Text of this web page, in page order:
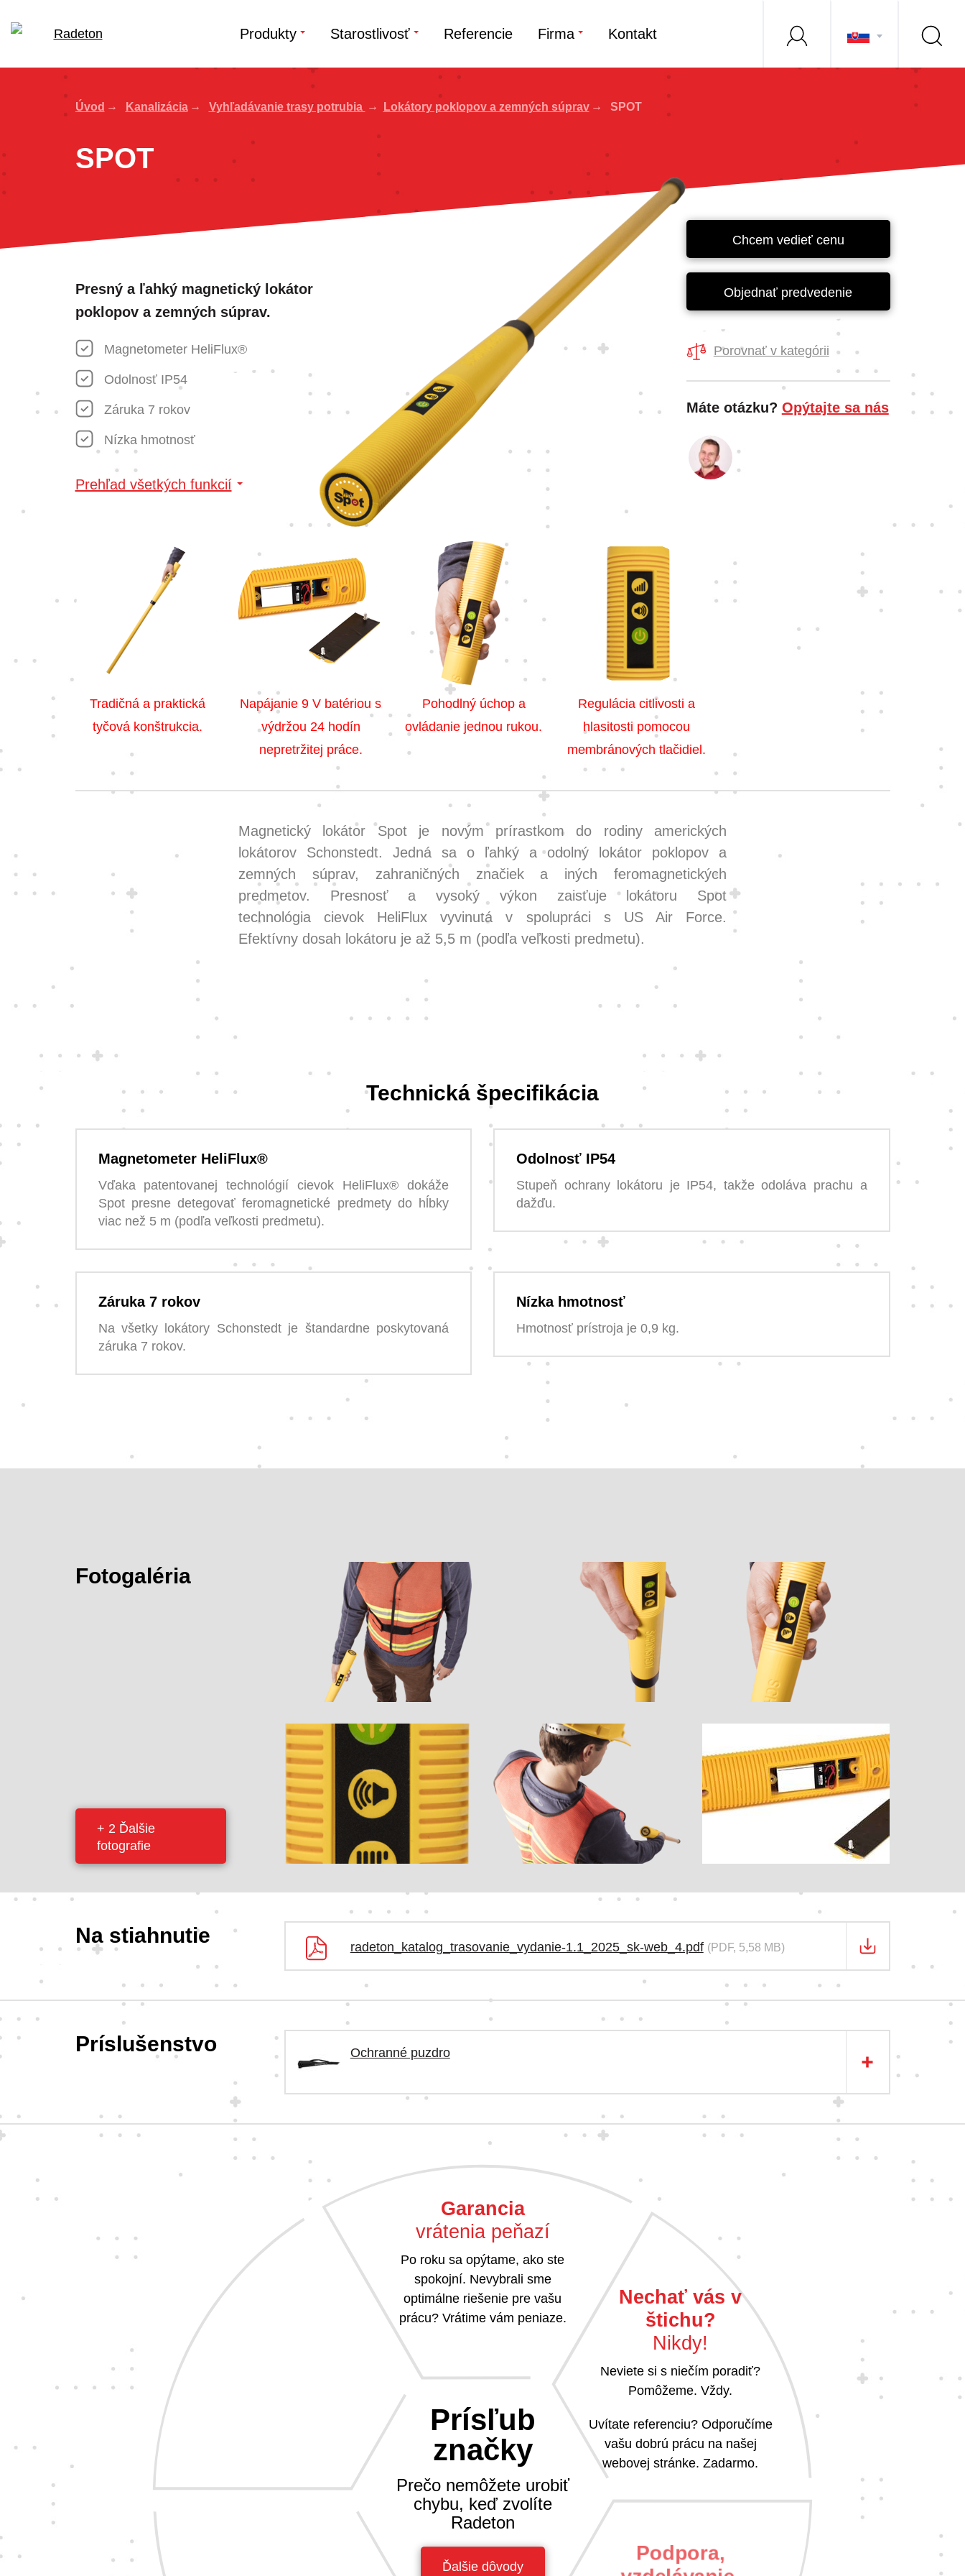
Produkty Starostlivosť Referencie Firma Kontakt
Úvod Kanalizácia Vyhľadávanie trasy potrubia Lokátory poklopov a zemných súprav SPOT
SPOT
Presný a ľahký magnetický lokátor
poklopov a zemných súprav.
Magnetometer HeliFlux®
Odolnosť IP54
Záruka 7 rokov
Nízka hmotnosť
Prehľad všetkých funkcií
Chcem vedieť cenu
Objednať predvedenie
Porovnať v kategórii
Máte otázku? Opýtajte sa nás
Tradičná a praktická
tyčová konštrukcia.
Napájanie 9 V batériou s
výdržou 24 hodín
nepretržitej práce.
Pohodlný úchop a
ovládanie jednou rukou.
Regulácia citlivosti a
hlasitosti pomocou
membránových tlačidiel.
Magnetický lokátor Spot je novým prírastkom do rodiny amerických
lokátorov Schonstedt. Jedná sa o ľahký a odolný lokátor poklopov a
zemných súprav, zahraničných značiek a iných feromagnetických
predmetov. Presnosť a vysoký výkon zaisťuje lokátoru Spot
technológia cievok HeliFlux vyvinutá v spolupráci s US Air Force.
Efektívny dosah lokátoru je až 5,5 m (podľa veľkosti predmetu).
Technická špecifikácia
Magnetometer HeliFlux®
Vďaka patentovanej technológií cievok HeliFlux® dokáže
Spot presne detegovať feromagnetické predmety do hĺbky
viac než 5 m (podľa veľkosti predmetu).
Odolnosť IP54
Stupeň ochrany lokátoru je IP54, takže odoláva prachu a
dažďu.
Záruka 7 rokov
Na všetky lokátory Schonstedt je štandardne poskytovaná
záruka 7 rokov.
Nízka hmotnosť
Hmotnosť prístroja je 0,9 kg.
Fotogaléria
+ 2 Ďalšie
fotografie
Na stiahnutie radeton_katalog_trasovanie_vydanie-1.1_2025_sk-web_4.pdf (PDF, 5,58 MB)
Príslušenstvo Ochranné puzdro
Prísľub
značky
Prečo nemôžete urobiť
chybu, keď zvolíte
Radeton
Ďalšie dôvody
Garancia
vrátenia peňazí
Po roku sa opýtame, ako ste
spokojní. Nevybrali sme
optimálne riešenie pre vašu
prácu? Vrátime vám peniaze.
Nechať vás v
štichu?
Nikdy!
Neviete si s niečím poradiť?
Pomôžeme. Vždy.
Uvítate referenciu? Odporučíme
vašu dobrú prácu na našej
webovej stránke. Zadarmo.
Podpora,